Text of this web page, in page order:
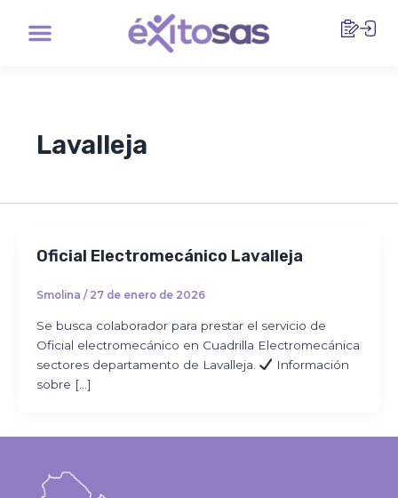
Menu
Lavalleja
Oficial Electromecánico Lavalleja
Smolina / 27 de enero de 2026
Se busca colaborador para prestar el servicio de
Oficial electromecánico en Cuadrilla Electromecánica
sectores departamento de Lavalleja.
Información
sobre […]